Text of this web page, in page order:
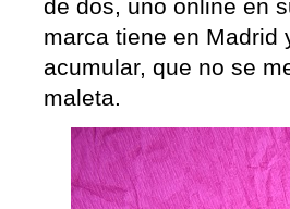
de dos, uno online en
marca tiene en Madrid
acumular, que no se
maleta.